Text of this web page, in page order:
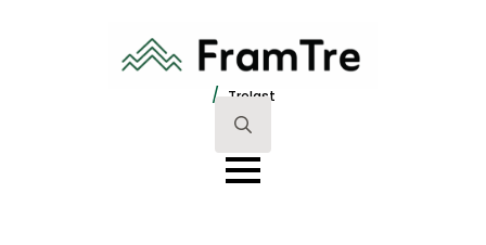
/ Trelast
Search
for: